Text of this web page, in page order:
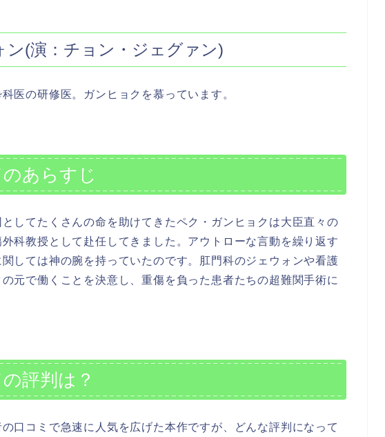
ン(演：チョン・ジェグァン)
医の研修医。ガンヒョクを慕っています。
あらすじ
してたくさんの命を助けてきたペク・ガンヒョクは大臣直々の
科教授として赴任してきました。アウトローな言動を繰り返す
しては神の腕を持っていたのです。肛門科のジェウォンや看護
元で働くことを決意し、重傷を負った患者たちの超難関手術に
評判は？
口コミで急速に人気を広げた本作ですが、どんな評判になって